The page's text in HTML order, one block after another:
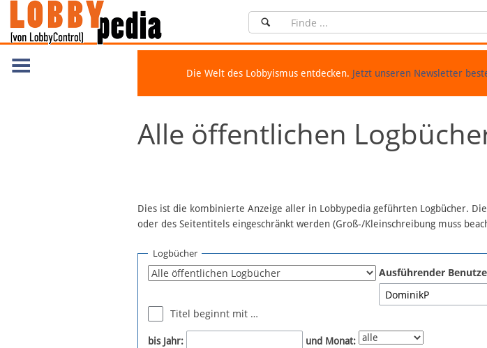
Die Welt des Lobbyismus entdecken. Jetzt unseren Newsletter
Alle öffentlichen
Dies ist die kombinierte Anzeige aller in Lobbypedia geführten Logbücher.
oder des Seitentitels eingeschränkt werden (Groß-/Kleinschreibung muss
Logbücher
Ausführender
Titel beginnt mit …
bis Jahr: und Monat: